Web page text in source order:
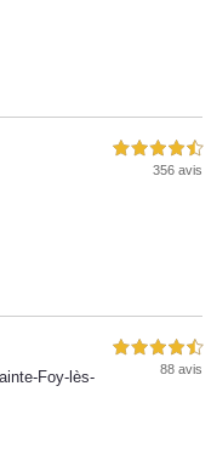
4,5 étoiles sur 5
356 avis
Foy-lès-
4,5 étoiles sur 5
88 avis